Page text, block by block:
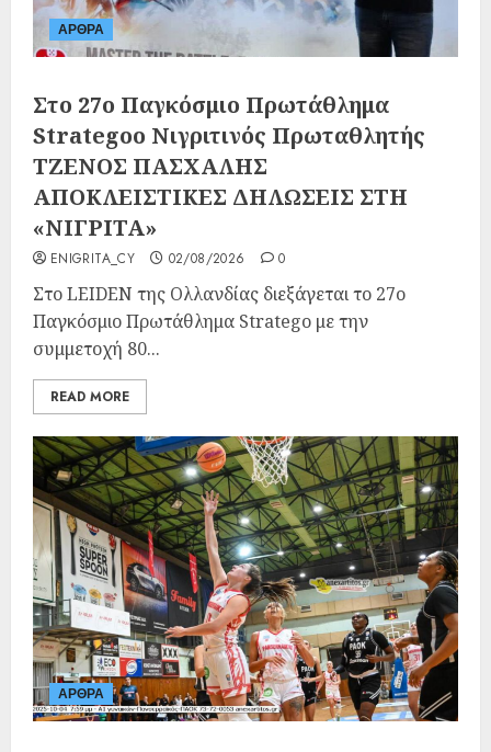
ΑΡΘΡΑ
Στο 27ο Παγκόσμιο Πρωτάθλημα
Strategoo Νιγριτινός Πρωταθλητής
ΤΖΕΝΟΣ ΠΑΣΧΑΛΗΣ
ΑΠΟΚΛΕΙΣΤΙΚΕΣ ΔΗΛΩΣΕΙΣ ΣΤΗ
«ΝΙΓΡΙΤΑ»
ENIGRITA_CY 02/08/2026 0
Στο LEIDEN της Ολλανδίας διεξάγεται το 27ο
Παγκόσμιο Πρωτάθλημα Stratego με την
συμμετοχή 80...
READ MORE
ΑΡΘΡΑ